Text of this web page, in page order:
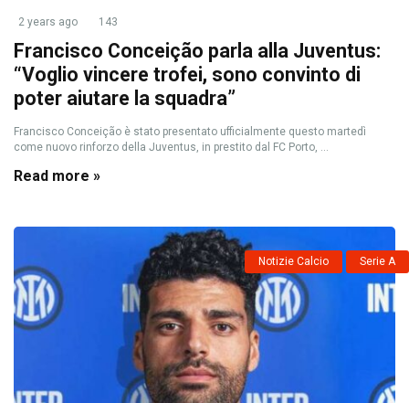
2 years ago 143
Francisco Conceição parla alla Juventus:
“Voglio vincere trofei, sono convinto di
poter aiutare la squadra”
Francisco Conceição è stato presentato ufficialmente questo martedì
come nuovo rinforzo della Juventus, in prestito dal FC Porto, ...
Read more »
Notizie Calcio Serie A